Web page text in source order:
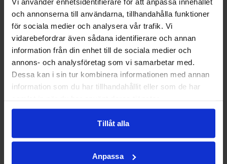
och annonserna till användarna, tillhandahålla funktioner
för sociala medier och analysera vår trafik. Vi
vidarebefordrar även sådana identifierare och annan
information från din enhet till de sociala medier och
annons- och analysföretag som vi samarbetar med.
Dessa kan i sin tur kombinera informationen med annan
information som du har tillhandahållit eller som de har
Tillåt alla
Anpassa
FRE
7
AUG
NOLL2
Kalmar – Kalmar Stadsfest Köp biljett
FRE
7
TOMAS ANDERSSON WIJ
Västerås– Carlsson på Kajen – Folkparken vid Mälaren Köp biljett
AUG